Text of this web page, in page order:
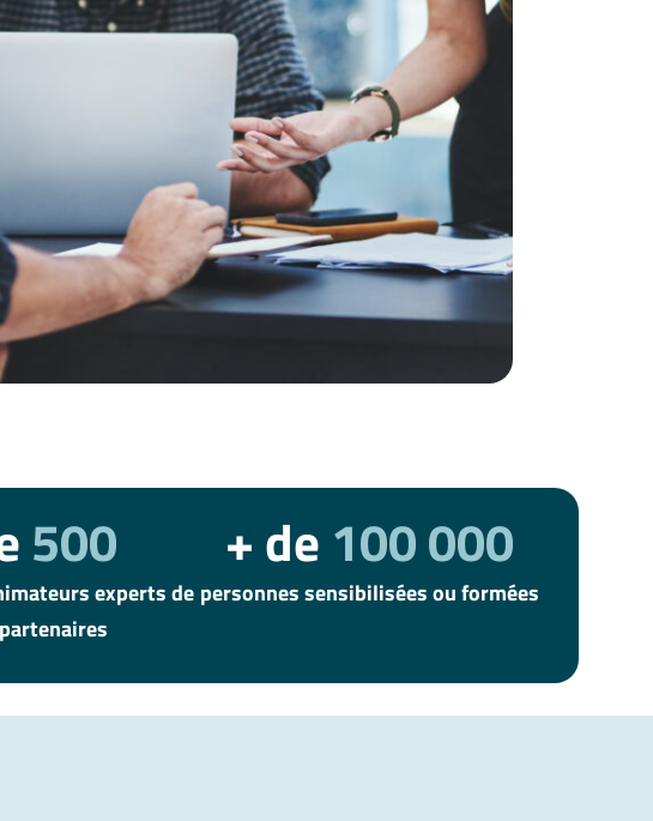
500
experts de
+ de100 000
personnes sensibilisées ou formées